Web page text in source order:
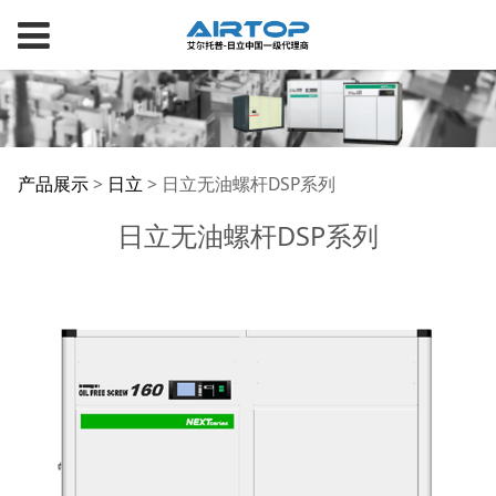
日立无油螺杆DSP系列
产品展示> 日立 > 日立无油螺杆DSP系列
日立无油螺杆DSP系列